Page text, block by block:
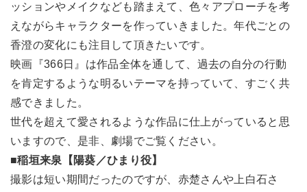
ッションやメイクなども踏まえて、色々アプローチを考
えながらキャラクターを作っていきました。年代ごとの
香澄の変化にも注目して頂きたいです。
映画『366日』は作品全体を通して、過去の自分の行動
を肯定するような明るいテーマを持っていて、すごく共
感できました。
世代を超えて愛されるような作品に仕上がっていると思
いますので、是非、劇場でご覧ください。
■稲垣来泉【陽葵／ひまり役】
撮影は短い期間だったのですが、赤楚さんや上白石さ